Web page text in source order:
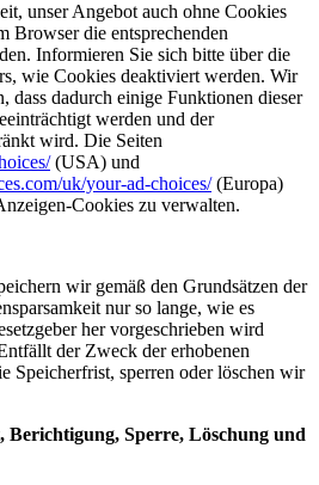
unser Angebot auch ohne Cookies
Browser die entsprechenden
Informieren Sie sich bitte über die
wie Cookies deaktiviert werden. Wir
dass dadurch einige Funktionen dieser
werden und der
wird. Die Seiten
(USA) und
uk/your-ad-choices/(Europa)
Cookies zu verwalten.
wir gemäß den Grundsätzen der
nur so lange, wie es
her vorgeschrieben wird
der Zweck der erhobenen
Speicherfrist, sperren oder löschen wir
Sperre, Löschung und